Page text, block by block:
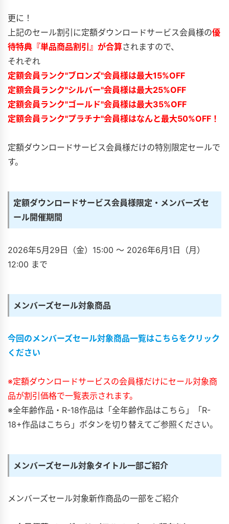
更に！
上記のセール割引に定額ダウンロードサービス会員様の優
待特典『単品商品割引』が合算されますので、
それぞれ
定額会員ランク"ブロンズ"会員様は最大15%OFF
定額会員ランク"シルバー"会員様は最大25%OFF
定額会員ランク"ゴールド"会員様は最大35%OFF
定額会員ランク"プラチナ"会員様はなんと最大50%OFF！
定額ダウンロードサービス会員様だけの特別限定セールで
す。
定額ダウンロードサービス会員様限定・メンバーズセ
ール開催期間
2026年5月29日（金）15:00 〜 2026年6月1日（月）
12:00 まで
メンバーズセール対象商品
今回のメンバーズセール対象商品一覧はこちらをクリック
ください
※定額ダウンロードサービスの会員様だけにセール対象商
品が割引価格で一覧表示されます。
※全年齢作品・R-18作品は「全年齢作品はこちら」「R-
18+作品はこちら」ボタンを切り替えてご参照ください。
メンバーズセール対象タイトル一部ご紹介
メンバーズセール対象新作商品の一部をご紹介